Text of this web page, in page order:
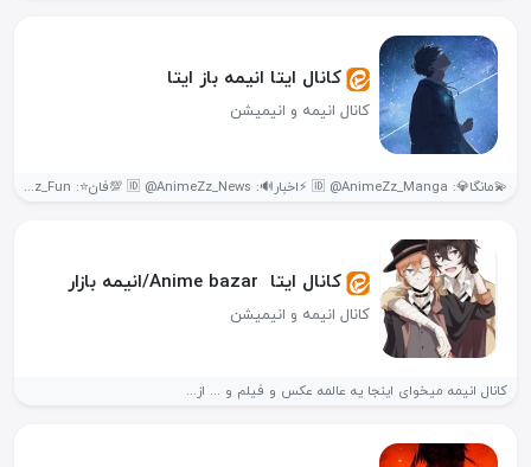
کانال ایتا انیمه باز ایتا
کانال انیمه و انیمیشن
💫مانگا💎: 🆔 @AnimeZz_Manga ⚡اخبار🔊: 🆔 @AnimeZz_News 💯فان⭐: 🆔 @AnimeZz_Fun 🤩والپیر🎖️: 🆔 @AnimeZz_Wallpaper...
کانال ایتا ️ Anime bazar/انیمه بازار️
کانال انیمه و انیمیشن
کانال انیمه میخوای اینجا یه عالمه عکس و فیلم و ... از...